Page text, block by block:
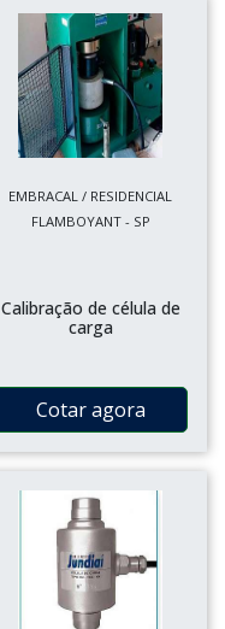
EMBRACAL / RESIDENCIAL
FLAMBOYANT - SP
Calibração de célula de
carga
Cotar agora